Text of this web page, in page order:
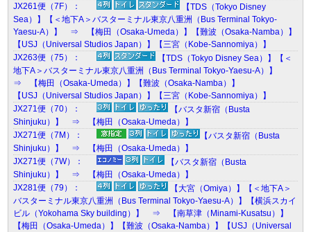
JX261便（7F）：
【TDS（Tokyo Disney
Sea）】【＜地下A＞バスターミナル東京八重洲（Bus Terminal Tokyo-
Yaesu-A）】 ⇒ 【梅田（Osaka-Umeda）】【難波（Osaka-Namba）】
【USJ（Universal Studios Japan）】【三宮（Kobe-Sannomiya）】
JX263便（75）：
【TDS（Tokyo Disney Sea）】【＜
地下A＞バスターミナル東京八重洲（Bus Terminal Tokyo-Yaesu-A）】
⇒ 【梅田（Osaka-Umeda）】【難波（Osaka-Namba）】
【USJ（Universal Studios Japan）】【三宮（Kobe-Sannomiya）】
JX271便（70）：
【バスタ新宿（Busta
Shinjuku）】 ⇒ 【梅田（Osaka-Umeda）】
JX271便（7M）：
【バスタ新宿（Busta
Shinjuku）】 ⇒ 【梅田（Osaka-Umeda）】
JX271便（7W）：
【バスタ新宿（Busta
Shinjuku）】 ⇒ 【梅田（Osaka-Umeda）】
JX281便（79）：
【大宮（Omiya）】【＜地下A＞
バスターミナル東京八重洲（Bus Terminal Tokyo-Yaesu-A）】【横浜スカイ
ビル（Yokohama Sky building）】 ⇒ 【南草津（Minami-Kusatsu）】
【梅田（Osaka-Umeda）】【難波（Osaka-Namba）】【USJ（Universal